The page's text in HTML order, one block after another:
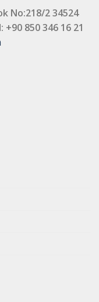
No:218/2 34524
+90 850 346 16 21